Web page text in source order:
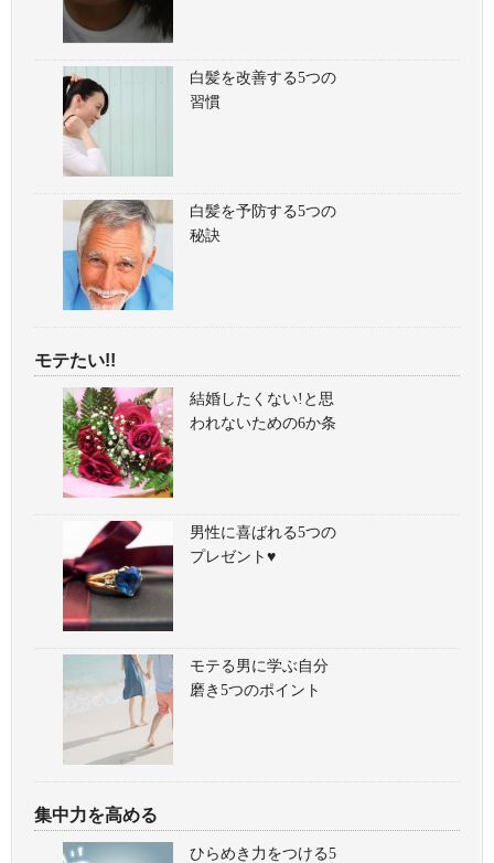
白髪を改善する5つの
習慣
白髪を予防する5つの
秘訣
モテたい!!
結婚したくない!と思
われないための6か条
男性に喜ばれる5つの
プレゼント♥
モテる男に学ぶ自分
磨き5つのポイント
集中力を高める
ひらめき力をつける5